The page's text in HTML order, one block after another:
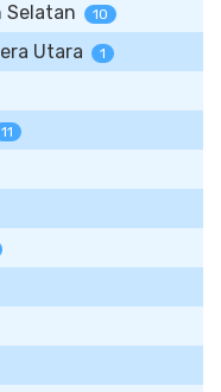
Selatan 10
Utara 1
11